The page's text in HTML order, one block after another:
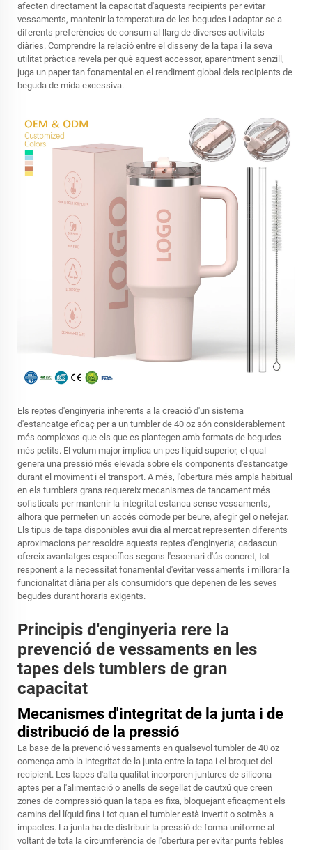
afecten directament la capacitat d'aquests recipients per evitar
vessaments, mantenir la temperatura de les begudes i adaptar-se a
diferents preferències de consum al llarg de diverses activitats
diàries. Comprendre la relació entre el disseny de la tapa i la seva
utilitat pràctica revela per què aquest accessor, aparentment senzill,
juga un paper tan fonamental en el rendiment global dels recipients de
beguda de mida excessiva.
Els reptes d'enginyeria inherents a la creació d'un sistema
d'estancatge eficaç per a un tumbler de 40 oz són considerablement
més complexos que els que es plantegen amb formats de begudes
més petits. El volum major implica un pes líquid superior, el qual
genera una pressió més elevada sobre els components d'estancatge
durant el moviment i el transport. A més, l'obertura més ampla habitual
en els tumblers grans requereix mecanismes de tancament més
sofisticats per mantenir la integritat estanca sense vessaments,
alhora que permeten un accés còmode per beure, afegir gel o netejar.
Els tipus de tapa disponibles avui dia al mercat representen diferents
aproximacions per resoldre aquests reptes d'enginyeria; cadascun
ofereix avantatges específics segons l'escenari d'ús concret, tot
responent a la necessitat fonamental d'evitar vessaments i millorar la
funcionalitat diària per als consumidors que depenen de les seves
begudes durant horaris exigents.
Principis d'enginyeria rere la
prevenció de vessaments en les
tapes dels tumblers de gran
capacitat
Mecanismes d'integritat de la junta i de
distribució de la pressió
La base de la prevenció vessaments en qualsevol tumbler de 40 oz
comença amb la integritat de la junta entre la tapa i el broquet del
recipient. Les tapes d'alta qualitat incorporen juntures de silicona
aptes per a l'alimentació o anells de segellat de cautxú que creen
zones de compressió quan la tapa es fixa, bloquejant eficaçment els
camins del líquid fins i tot quan el tumbler està invertit o sotmès a
impactes. La junta ha de distribuir la pressió de forma uniforme al
voltant de tota la circumferència de l'obertura per evitar punts febles